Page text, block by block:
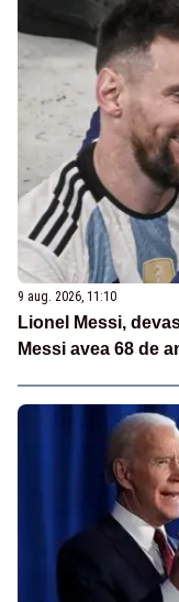
9 aug. 2026, 11:10
Lionel Messi,
Messi avea 68 de